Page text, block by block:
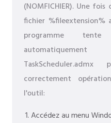
(NOMFICHIER). Une
fichier
programme
correctement
l'outil:
Accédez au menu